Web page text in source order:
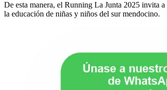
De esta manera, el Running La Junta 2025 invita
la educación de niñas y niños del sur mendocino.